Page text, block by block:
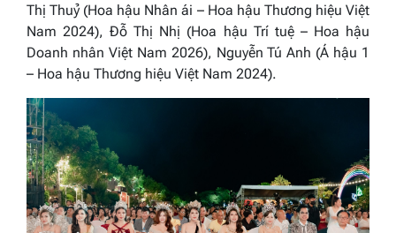
Thị Thuỷ (Hoa hậu Nhân ái – Hoa hậu Thương hiệu Việt
Nam 2024), Đỗ Thị Nhị (Hoa hậu Trí tuệ – Hoa hậu
Doanh nhân Việt Nam 2026), Nguyễn Tú Anh (Á hậu 1
– Hoa hậu Thương hiệu Việt Nam 2024).